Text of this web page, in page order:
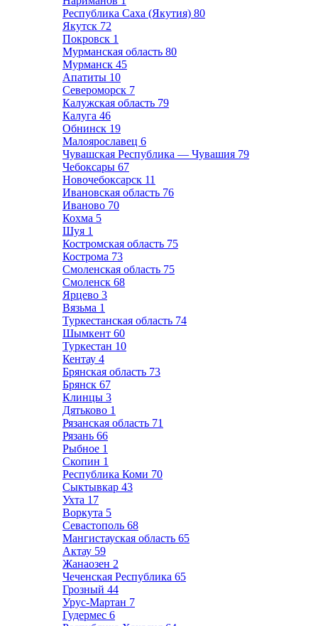
Республика Саха (Якутия) 80
Якутск 72
Покровск 1
Мурманская область 80
Мурманск 45
Апатиты 10
Североморск 7
Калужская область 79
Калуга 46
Обнинск 19
Малоярославец 6
Чувашская Республика — Чувашия 79
Чебоксары 67
Новочебоксарск 11
Ивановская область 76
Иваново 70
Кохма 5
Шуя 1
Костромская область 75
Кострома 73
Смоленская область 75
Смоленск 68
Ярцево 3
Вязьма 1
Туркестанская область 74
Шымкент 60
Туркестан 10
Кентау 4
Брянская область 73
Брянск 67
Клинцы 3
Дятьково 1
Рязанская область 71
Рязань 66
Рыбное 1
Скопин 1
Республика Коми 70
Сыктывкар 43
Ухта 17
Воркута 5
Севастополь 68
Мангистауская область 65
Актау 59
Жанаозен 2
Чеченская Республика 65
Грозный 44
Урус-Мартан 7
Гудермес 6